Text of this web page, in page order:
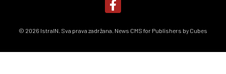
© 2026 IstraIN. Sva prava zadržana. News CMS for Publishers by Cubes